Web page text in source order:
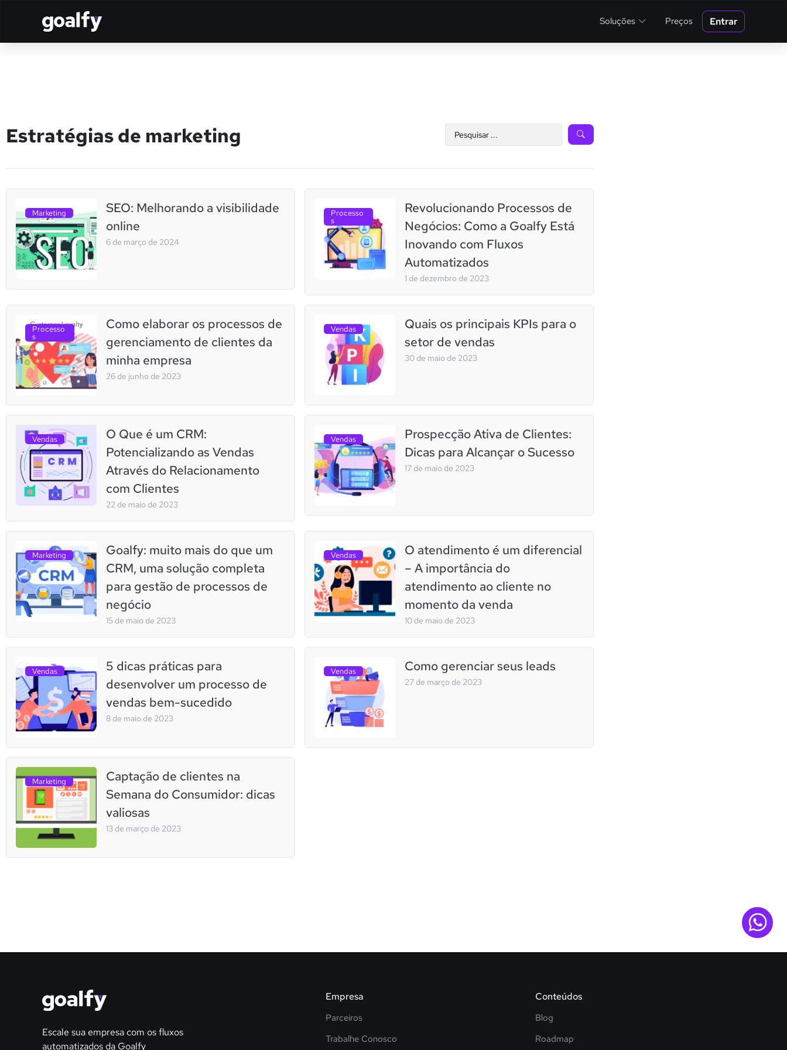
Soluções Preços Entrar
Estratégias de marketing
Marketing
SEO: Melhorando a visibilidade
online
6 de março de 2024
Processo
s
Revolucionando Processos de
Negócios: Como a Goalfy Está
Inovando com Fluxos
Automatizados
1 de dezembro de 2023
Processo
s
Como elaborar os processos de
gerenciamento de clientes da
minha empresa
26 de junho de 2023
Vendas
Quais os principais KPIs para o
setor de vendas
30 de maio de 2023
Vendas
O Que é um CRM:
Potencializando as Vendas
Através do Relacionamento
com Clientes
22 de maio de 2023
Vendas
Prospecção Ativa de Clientes:
Dicas para Alcançar o Sucesso
17 de maio de 2023
Marketing
Goalfy: muito mais do que um
CRM, uma solução completa
para gestão de processos de
negócio
15 de maio de 2023
Vendas
O atendimento é um diferencial
– A importância do
atendimento ao cliente no
momento da venda
10 de maio de 2023
Vendas
5 dicas práticas para
desenvolver um processo de
vendas bem-sucedido
8 de maio de 2023
Vendas Como gerenciar seus leads
27 de março de 2023
Marketing
Captação de clientes na
Semana do Consumidor: dicas
valiosas
13 de março de 2023
Escale sua empresa com os fluxos
automatizados da Goalfy
Empresa
Parceiros
Trabalhe Conosco
Conteúdos
Blog
Roadmap